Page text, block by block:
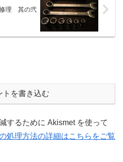
理 其の弐
トを書き込む
するために Akismet を使って
処理方法の詳細はこちらをご覧